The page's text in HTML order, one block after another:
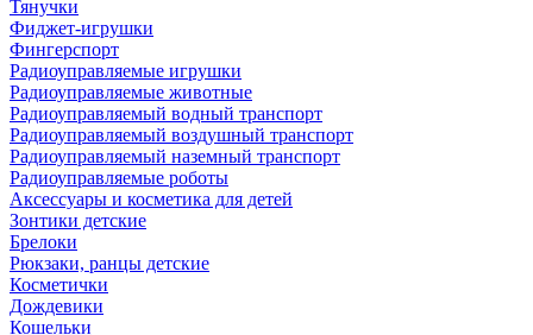
Тянучки
Фиджет-игрушки
Фингерспорт
Радиоуправляемые игрушки
Радиоуправляемые животные
Радиоуправляемый водный транспорт
Радиоуправляемый воздушный транспорт
Радиоуправляемый наземный транспорт
Радиоуправляемые роботы
Аксессуары и косметика для детей
Зонтики детские
Брелоки
Рюкзаки, ранцы детские
Косметички
Дождевики
Кошельки